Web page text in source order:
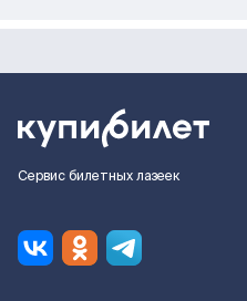
Сервис билетных лазеек